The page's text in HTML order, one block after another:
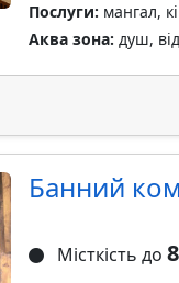
Послуги: мангал,
Аква зона: душ,
Банний
Місткість до 8